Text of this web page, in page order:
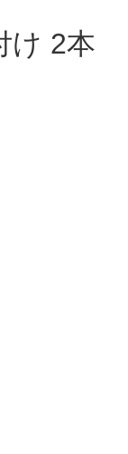
け 2本